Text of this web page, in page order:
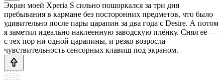
Экран моей Xperia S сильно пошоркался за три дня
пребывания в кармане без посторонних предметов, что было
удивительно после пары царапин за два года с Desire. А потом
я заметил идеально наклеенную заводскую плёнку. Снял её —
с тех пор ни одной царапины, и резко возросла
чувствительность сенсорных клавиш под экраном.